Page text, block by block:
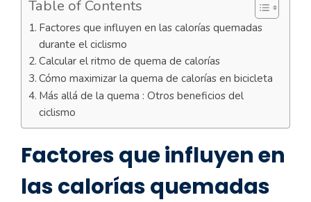
Table of Contents
Factores que influyen en las calorías quemadas
durante el ciclismo
Calcular el ritmo de quema de calorías
Cómo maximizar la quema de calorías en bicicleta
Más allá de la quema : Otros beneficios del
ciclismo
Factores que influyen en
las calorías quemadas